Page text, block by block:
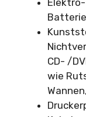
CD- /
wie